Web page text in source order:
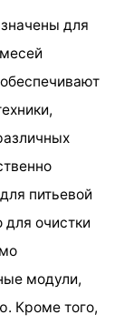
для
питьевой
очистки
модули,
Кроме того,